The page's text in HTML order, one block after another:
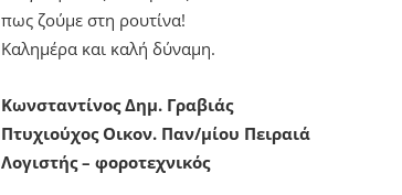
πως ζούμε στη ρουτίνα!
Καλημέρα και καλή δύναμη.
Κωνσταντίνος Δημ. Γραβιάς
Πτυχιούχος Οικον. Παν/μίου Πειραιά
Λογιστής – φοροτεχνικός